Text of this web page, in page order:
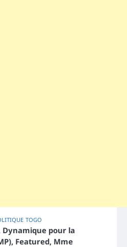
TOGO
Dynamique pour la
, Featured, Mme